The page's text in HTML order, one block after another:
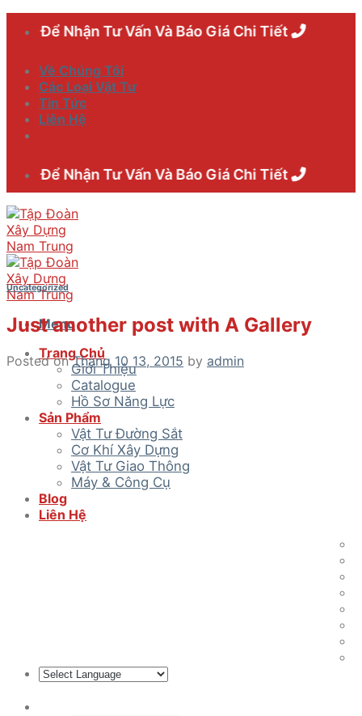
Để Nhận Tư Vấn Và Báo Giá Chi Tiết
Về Chúng Tôi
Các Loại Vật Tư
Tin Tức
Liên Hệ
Để Nhận Tư Vấn Và Báo Giá Chi Tiết
Menu
Trang Chủ
Giới Thiệu
Catalogue
Hồ Sơ Năng Lực
Sản Phẩm
Vật Tư Đường Sắt
Cơ Khí Xây Dựng
Vật Tư Giao Thông
Máy & Công Cụ
Blog
Liên Hệ
Uncategorized
Just another post with A Gallery
Posted onTháng 10 13, 2015 by admin